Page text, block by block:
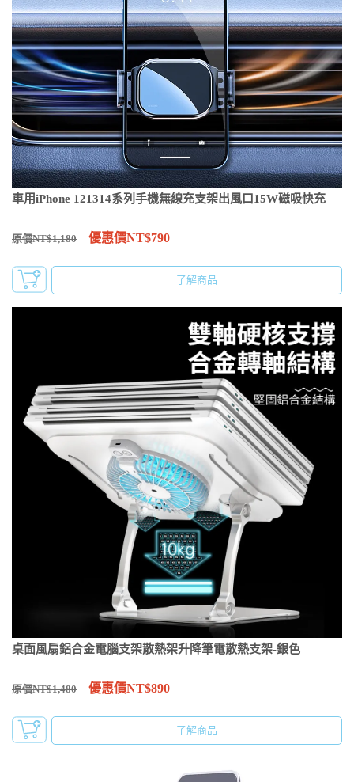
車用iPhone 121314系列手機無線充支架出風口15W磁吸快充
原價NT$1,180 優惠價NT$790
了解商品
桌面風扇鋁合金電腦支架散熱架升降筆電散熱支架-銀色
原價NT$1,480 優惠價NT$890
了解商品